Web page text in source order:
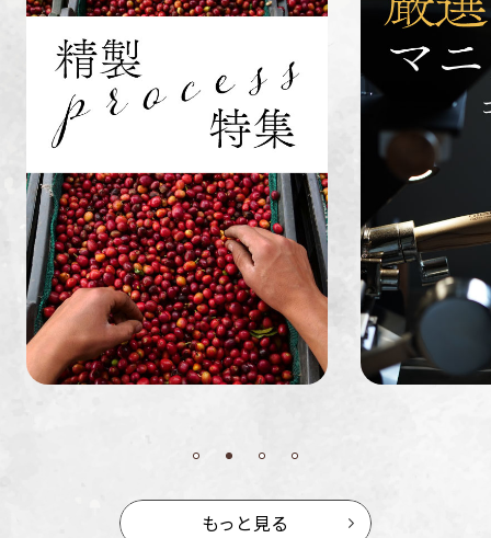
業務用 定期便
インドネシ
ア
ホンジュラ
ミャンマー ルワンダ
もっと見る